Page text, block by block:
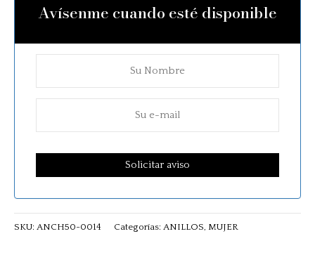
Avísenme cuando esté disponible
SKU: ANCH50-0014 Categorías: ANILLOS MUJER